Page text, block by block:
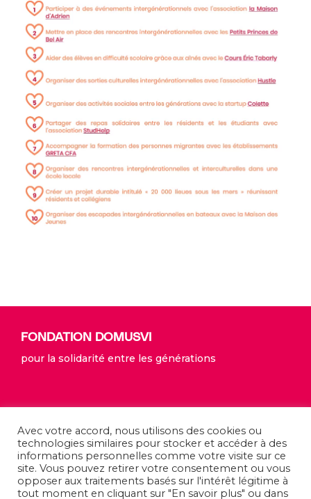
FONDATION DOMUSVI
pour la solidarité entre les générations
Avec votre accord, nous utilisons des cookies ou
technologies similaires pour stocker et accéder à des
informations personnelles comme votre visite sur ce
site. Vous pouvez retirer votre consentement ou vous
opposer aux traitements basés sur l'intérêt légitime à
tout moment en cliquant sur "En savoir plus" ou dans